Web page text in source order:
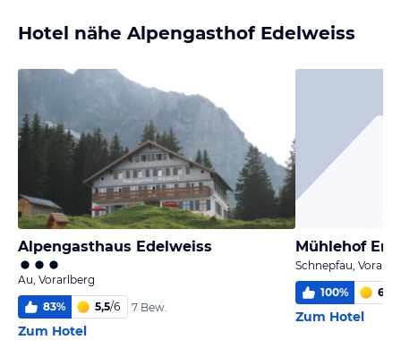
Hotel nähe Alpengasthof Edelweiss
Alpengasthaus Edelweiss
Au, Vorarlberg
83% 5,5/6 7 Bew.
Zum Hotel
Mühlehof
Schnepfau,
100% 6
Zum Hotel